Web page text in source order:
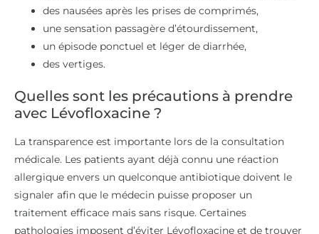
des nausées après les prises de comprimés,
une sensation passagère d’étourdissement,
un épisode ponctuel et léger de diarrhée,
des vertiges.
Quelles sont les précautions à prendre
avec Lévofloxacine ?
La transparence est importante lors de la consultation
médicale. Les patients ayant déjà connu une réaction
allergique envers un quelconque antibiotique doivent le
signaler afin que le médecin puisse proposer un
traitement efficace mais sans risque. Certaines
pathologies imposent d’éviter Lévofloxacine et de trouver